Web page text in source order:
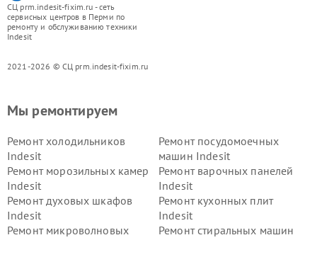
СЦ prm.indesit-fixim.ru - сеть
сервисных центров в Перми по
ремонту и обслуживанию техники
Indesit
2021-2026 © СЦ prm.indesit-fixim.ru
Мы ремонтируем
Ремонт холодильников
Indesit
Ремонт посудомоечных
машин Indesit
Ремонт морозильных камер
Indesit
Ремонт варочных панелей
Indesit
Ремонт духовых шкафов
Indesit
Ремонт кухонных плит
Indesit
Ремонт микроволновых
Ремонт стиральных машин